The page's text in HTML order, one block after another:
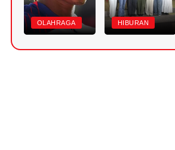
OLAHRAGA HIBURAN